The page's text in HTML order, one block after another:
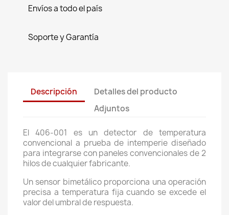
Envíos a todo el país
Soporte y Garantía
Descripción
Detalles del producto
Adjuntos
El 406-001 es un detector de temperatura
convencional a prueba de intemperie diseñado
para integrarse con paneles convencionales de 2
hilos de cualquier fabricante.
Un sensor bimetálico proporciona una operación
precisa a temperatura fija cuando se excede el
valor del umbral de respuesta.